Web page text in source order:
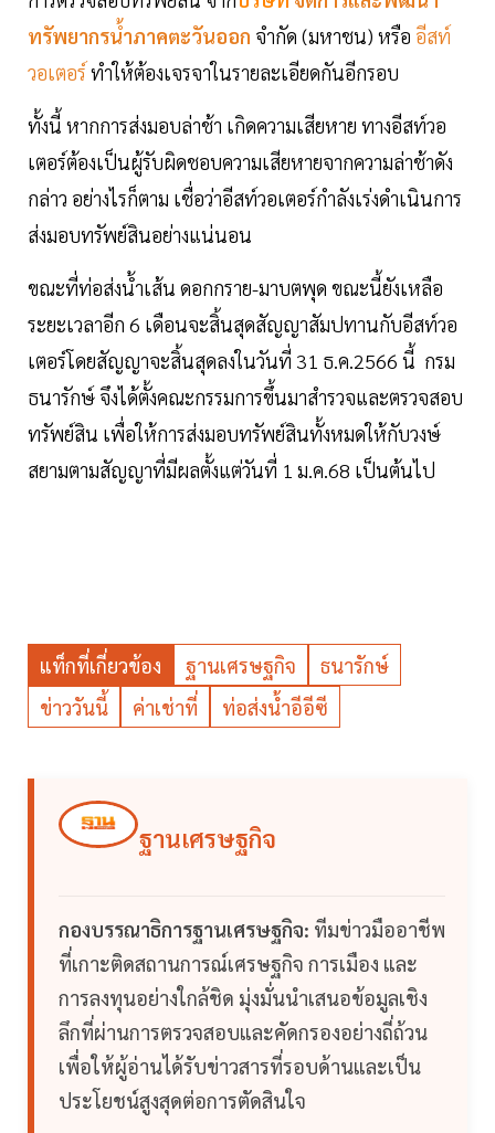
ทรัพยากรน้ำภาคตะวันออก จำกัด (มหาชน) หรือ อีสท์
วอเตอร์ ทำให้ต้องเจรจาในรายละเอียดกันอีกรอบ
ทั้งนี้ หากการส่งมอบล่าช้า เกิดความเสียหาย ทางอีสท์วอ
เตอร์ต้องเป็นผู้รับผิดชอบความเสียหายจากความล่าช้าดัง
กล่าว อย่างไรก็ตาม เชื่อว่าอีสท์วอเตอร์กำลังเร่งดำเนินการ
ส่งมอบทรัพย์สินอย่างแน่นอน
ขณะที่ท่อส่งน้ำเส้น ดอกกราย-มาบตพุด ขณะนี้ยังเหลือ
ระยะเวลาอีก 6 เดือนจะสิ้นสุดสัญญาสัมปทานกับอีสท์วอ
เตอร์โดยสัญญาจะสิ้นสุดลงในวันที่ 31 ธ.ค.2566 นี้ กรม
ธนารักษ์ จึงได้ตั้งคณะกรรมการขึ้นมาสำรวจและตรวจสอบ
ทรัพย์สิน เพื่อให้การส่งมอบทรัพย์สินทั้งหมดให้กับวงษ์
สยามตามสัญญาที่มีผลตั้งแต่วันที่ 1 ม.ค.68 เป็นต้นไป
แท็กที่เกี่ยวข้อง ฐานเศรษฐกิจ
ธนารักษ์
ข่าววันนี้
ค่าเช่าที่ ท่อส่งน้ำอีอีซี
ฐานเศรษฐกิจ
กองบรรณาธิการฐานเศรษฐกิจ: ทีมข่าวมืออาชีพ
ที่เกาะติดสถานการณ์เศรษฐกิจ การเมือง และ
การลงทุนอย่างใกล้ชิด มุ่งมั่นนำเสนอข้อมูลเชิง
ลึกที่ผ่านการตรวจสอบและคัดกรองอย่างถี่ถ้วน
เพื่อให้ผู้อ่านได้รับข่าวสารที่รอบด้านและเป็น
ประโยชน์สูงสุดต่อการตัดสินใจ